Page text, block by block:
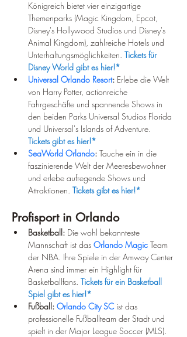
Königreich bietet vier einzigartige
Themenparks (Magic Kingdom, Epcot,
Disney's Hollywood Studios und Disney's
Animal Kingdom), zahlreiche Hotels und
Unterhaltungsmöglichkeiten. Tickets für
Disney World gibt es hier!*
Universal Orlando Resort: Erlebe die Welt
von Harry Potter, actionreiche
Fahrgeschäfte und spannende Shows in
den beiden Parks Universal Studios Florida
und Universal's Islands of Adventure.
Tickets gibt es hier!*
SeaWorld Orlando: Tauche ein in die
faszinierende Welt der Meeresbewohner
und erlebe aufregende Shows und
Attraktionen. Tickets gibt es hier!*
Profisport in Orlando
Basketball: Die wohl bekannteste
Mannschaft ist das Orlando Magic Team
der NBA. Ihre Spiele in der Amway Center
Arena sind immer ein Highlight für
Basketballfans. Tickets für ein Basketball
Spiel gibt es hier!*
Fußball: Orlando City SC ist das
professionelle Fußballteam der Stadt und
spielt in der Major League Soccer (MLS).